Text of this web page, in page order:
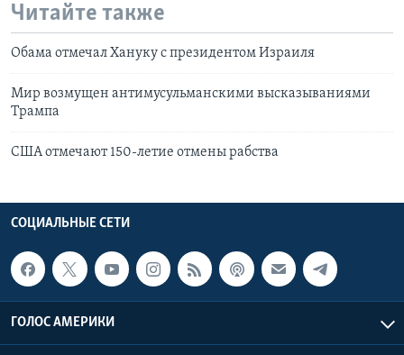
Читайте также
Обама отмечал Хануку с президентом Израиля
Мир возмущен антимусульманскими высказываниями
Трампа
США отмечают 150-летие отмены рабства
СОЦИАЛЬНЫЕ СЕТИ
ГОЛОС АМЕРИКИ